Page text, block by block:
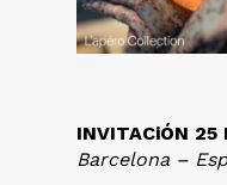
INVITACiÓN 25
Barcelona –